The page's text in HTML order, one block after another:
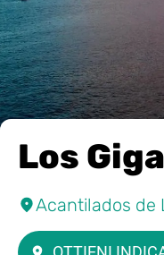
Los
Acantilados de